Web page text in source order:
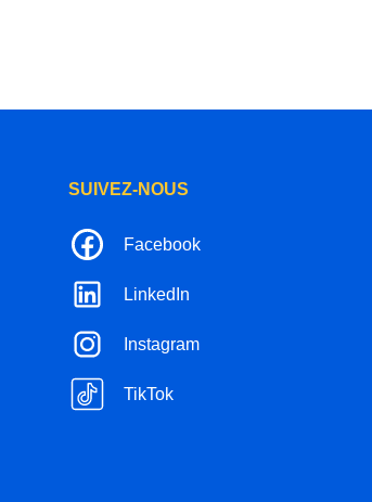
SUIVEZ-NOUS
Facebook
LinkedIn
Instagram
TikTok